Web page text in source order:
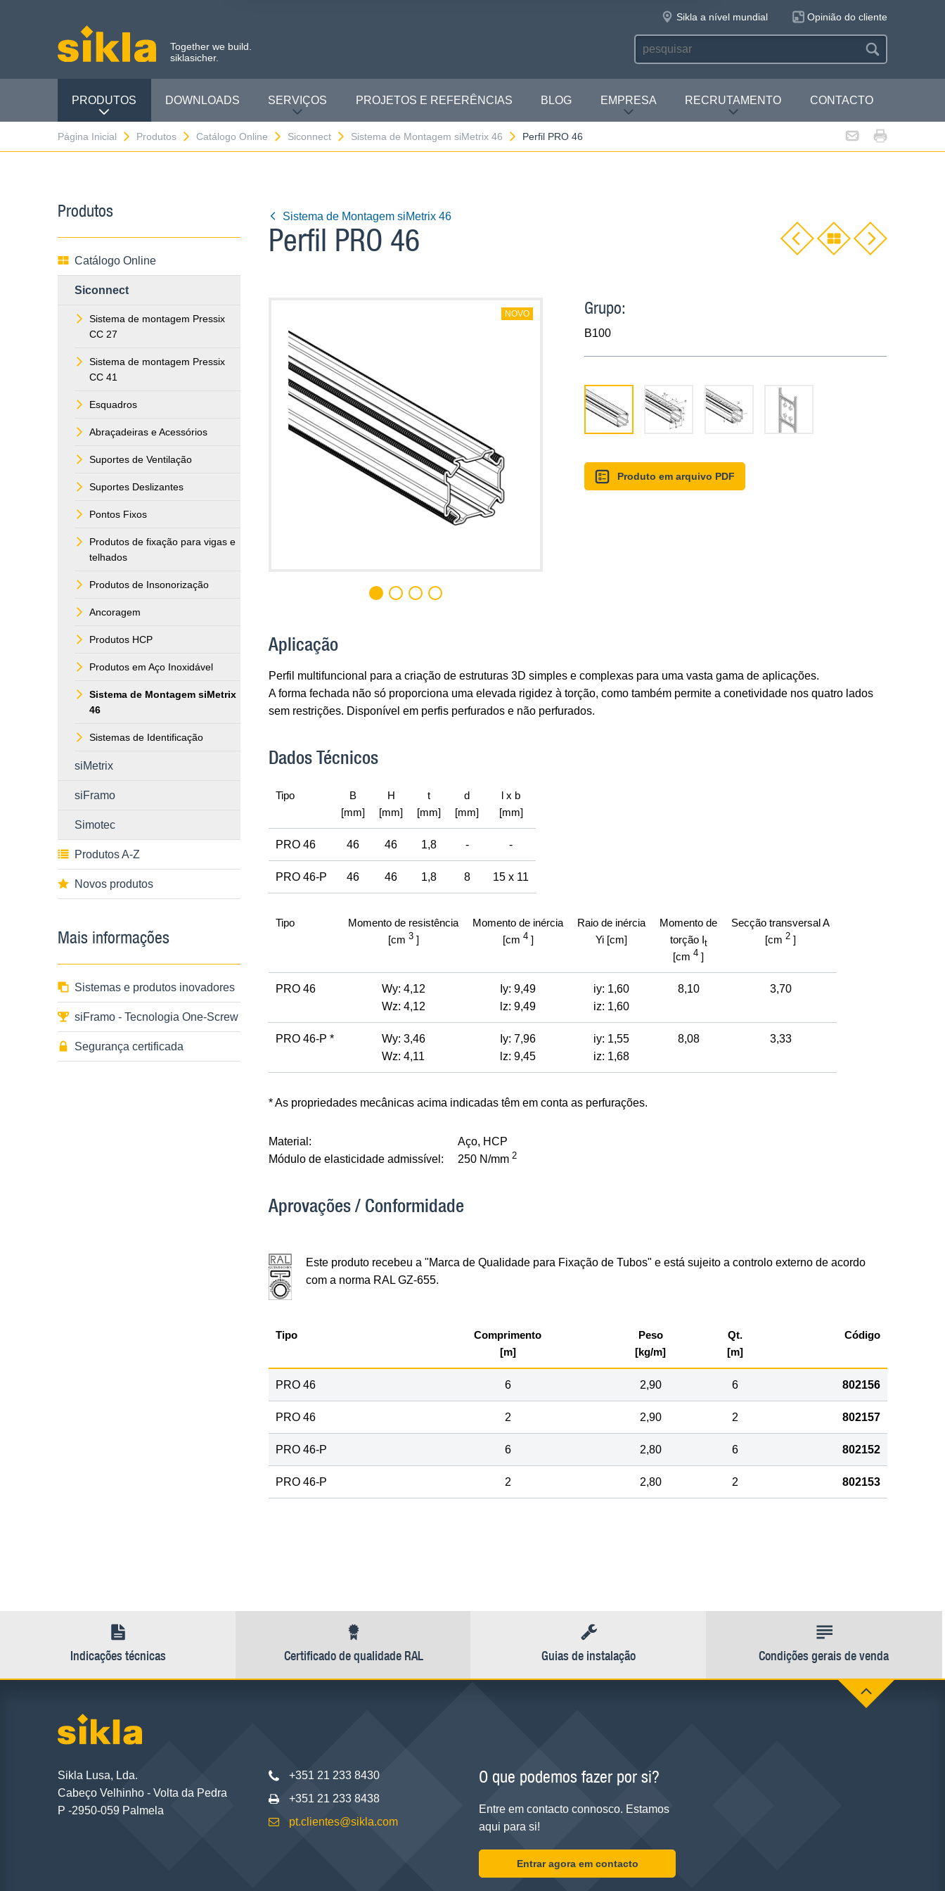
Together we build.
siklasicher.
Sikla a nível mundial Opinião do cliente
PRODUTOS DOWNLOADS SERVIÇOS PROJETOS E REFERÊNCIAS BLOG EMPRESA RECRUTAMENTO CONTACTO
Página Inicial Produtos Catálogo Online Siconnect Sistema de Montagem siMetrix 46 Perfil PRO 46
Produtos
Catálogo Online
Siconnect
Sistema de montagem Pressix
CC 27
Sistema de montagem Pressix
CC 41
Esquadros
Abraçadeiras e Acessórios
Suportes de Ventilação
Suportes Deslizantes
Pontos Fixos
Produtos de fixação para vigas e
telhados
Produtos de Insonorização
Ancoragem
Produtos HCP
Produtos em Aço Inoxidável
Sistema de Montagem siMetrix
46
Sistemas de Identificação
siMetrix
siFramo
Simotec
Produtos A-Z
Novos produtos
Mais informações
Sistemas e produtos inovadores
siFramo - Tecnologia One-Screw
Segurança certificada
Sistema de Montagem siMetrix 46
Perfil PRO 46
NOVO Grupo:
B100
Produto em arquivo PDF
Aplicação
Perfil multifuncional para a criação de estruturas 3D simples e complexas para uma vasta gama de aplicações.
A forma fechada não só proporciona uma elevada rigidez à torção, como também permite a conetividade nos quatro lados
sem restrições. Disponível em perfis perfurados e não perfurados.
Dados Técnicos
Tipo
B
[mm]
H
[mm]
t
[mm]
d
[mm]
l x b
[mm]
PRO 46 46 46 1,8 - -
PRO 46-P 46 46 1,8 8 15 x 11
Tipo
Momento de resistência
[cm 3]
Momento de inércia
[cm 4]
Raio de inércia
Yi [cm]
Momento de
torção It
[cm 4 ]
Secção transversal A
[cm 2 ]
PRO 46
Wy: 4,12
Wz: 4,12
Iy: 9,49
lz: 9,49
iy: 1,60
iz: 1,60
8,10 3,70
PRO 46-P *
Wy: 3,46
Wz: 4,11
Iy: 7,96
lz: 9,45
iy: 1,55
iz: 1,68
8,08 3,33
* As propriedades mecânicas acima indicadas têm em conta as perfurações.
Material:
Aço, HCP
Módulo de elasticidade admissível:
250 N/mm 2
Aprovações / Conformidade
Este produto recebeu a "Marca de Qualidade para Fixação de Tubos" e está sujeito a controlo externo de acordo
com a norma RAL GZ-655.
Tipo
Comprimento
[m]
Peso
[kg/m]
Qt.
[m]
Código
PRO 46 6 2,90 6 802156
PRO 46 2 2,90 2 802157
PRO 46-P 6 2,80 6 802152
PRO 46-P 2 2,80 2 802153
Indicações técnicas Certificado de qualidade RAL Guias de instalação Condições gerais de venda
Sikla Lusa, Lda.
Cabeço Velhinho - Volta da Pedra
P -2950-059 Palmela
+351 21 233 8430
+351 21 233 8438
pt.clientes@sikla.com
O que podemos fazer por si?
Entre em contacto connosco. Estamos
aqui para si!
Entrar agora em contacto